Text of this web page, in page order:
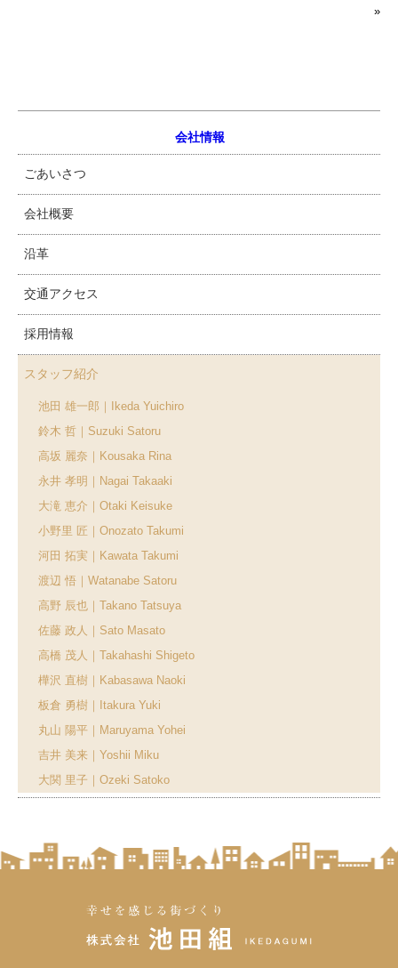
»
会社情報
ごあいさつ
会社概要
沿革
交通アクセス
採用情報
スタッフ紹介
池田 雄一郎｜Ikeda Yuichiro
鈴木 哲｜Suzuki Satoru
高坂 麗奈｜Kousaka Rina
永井 孝明｜Nagai Takaaki
大滝 恵介｜Otaki Keisuke
小野里 匠｜Onozato Takumi
河田 拓実｜Kawata Takumi
渡辺 悟｜Watanabe Satoru
高野 辰也｜Takano Tatsuya
佐藤 政人｜Sato Masato
高橋 茂人｜Takahashi Shigeto
樺沢 直樹｜Kabasawa Naoki
板倉 勇樹｜Itakura Yuki
丸山 陽平｜Maruyama Yohei
吉井 美来｜Yoshii Miku
大関 里子｜Ozeki Satoko